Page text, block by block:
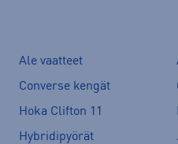
Ale vaatteet
Converse kengät
Hoka Clifton 11
Hybridipyörät